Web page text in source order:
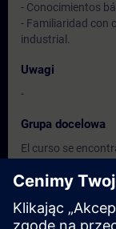
- Conocimientos
- Familiaridad con
industrial.
Uwagi
-
Grupa docelowa
El curso se
operación,
y su